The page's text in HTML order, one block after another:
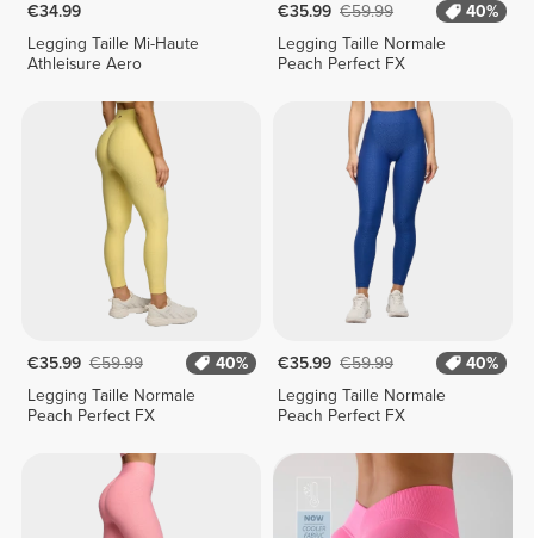
€34.99
Legging Taille Mi-Haute
Athleisure Aero
€35.99 €59.99
40%
Legging Taille Normale
Peach Perfect FX
€35.99 €59.99
40%
Legging Taille Normale
Peach Perfect FX
€35.99 €59.99
40%
Legging Taille Normale
Peach Perfect FX